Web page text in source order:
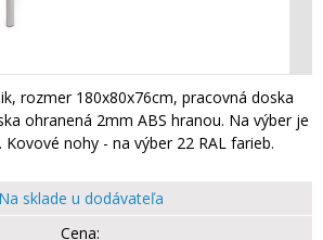
rozmer 180x80x76cm, pracovná doska
ohranená 2mm ABS hranou. Na výber je
nohy - na výber 22 RAL farieb.
Na sklade u dodávateľa